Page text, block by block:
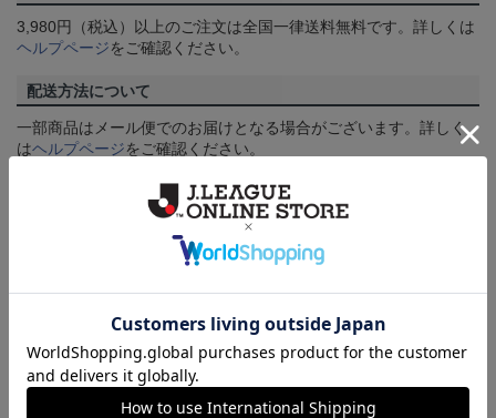
3,980円（税込）以上のご注文は全国一律送料無料です。詳しくは
ヘルプページをご確認ください。
配送方法について
一部商品はメール便でのお届けとなる場合がございます。詳しく
はヘルプページをご確認ください。
商品画像は、お使いのパソコンのモニターおよびスマートフォン
のメーカー・機種・画面設定等により、実際の商品の色と異なっ
て見える場合がございます。あらかじめご了承ください。
【仕様について】
取り扱い商品によっては、パッケージやデザインなどの仕様が予
告なく変更になることがございます。